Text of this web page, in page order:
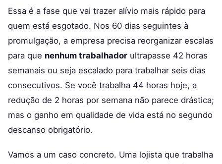
Essa é a fase que vai trazer alívio mais rápido para
quem está esgotado. Nos 60 dias seguintes à
promulgação, a empresa precisa reorganizar escalas
para que nenhum trabalhador ultrapasse 42 horas
semanais ou seja escalado para trabalhar seis dias
consecutivos. Se você trabalha 44 horas hoje, a
redução de 2 horas por semana não parece drástica;
mas o ganho em qualidade de vida está no segundo
descanso obrigatório.
Vamos a um caso concreto. Uma lojista que trabalha